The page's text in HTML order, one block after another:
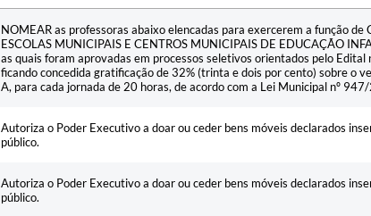
NOMEAR as professoras abaixo elencadas para exercerem a função de
ESCOLAS MUNICIPAIS E CENTROS MUNICIPAIS DE EDUCAÇÃO
as quais foram aprovadas em processos seletivos orientados pelo
ficando concedida gratificação de 32% (trinta e dois por cento) sobre o
A, para cada jornada de 20 horas, de acordo com a Lei Municipal nº
Autoriza o Poder Executivo a doar ou ceder bens móveis declarados
público.
Autoriza o Poder Executivo a doar ou ceder bens móveis declarados
público.